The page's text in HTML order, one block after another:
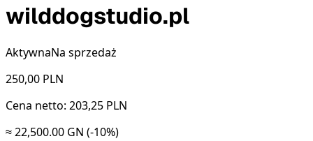
wilddogstudio.pl
AktywnaNa sprzedaż
250,00 PLN
Cena netto: 203,25 PLN
≈ 22,500.00 GN (-10%)